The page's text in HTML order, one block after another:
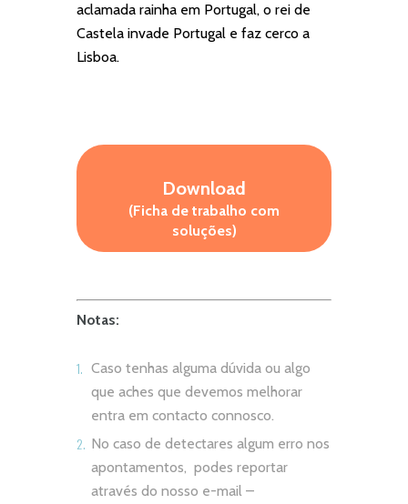
aclamada rainha em Portugal, o rei de
Castela invade Portugal e faz cerco a
Lisboa.
Download
(Ficha de trabalho com
soluções)
Notas:
Caso tenhas alguma dúvida ou algo
que aches que devemos melhorar
entra em contacto connosco.
No caso de detectares algum erro nos
apontamentos, podes reportar
através do nosso e-mail –